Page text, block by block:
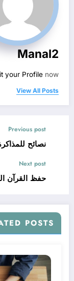
Manal2
your Profile now.
View All Posts
Previous post
نصائح للمذاكرة
Next post
حفظ القرآن
POSTS